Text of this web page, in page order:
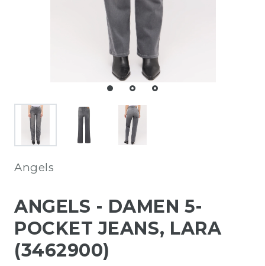
Angels
ANGELS - DAMEN 5-
POCKET JEANS, LARA
(3462900)